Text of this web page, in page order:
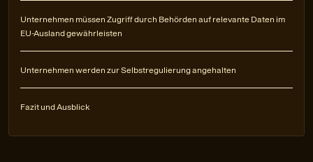
Unternehmen müssen Zugriff durch Behörden auf relevante Daten im
EU-Ausland gewährleisten
Unternehmen werden zur Selbstregulierung angehalten
Fazit und Ausblick